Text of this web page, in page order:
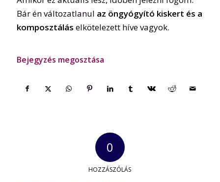
Bár én változatlanul az öngyógyító kiskert és a
komposztálás elkötelezett híve vagyok.
Bejegyzés megosztása
0
HOZZÁSZÓLÁS